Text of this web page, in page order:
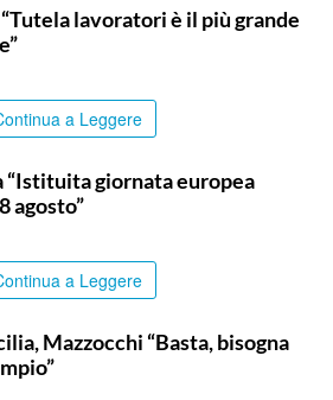
lavoratori è il più grande
a Leggere
“Istituita giornata europea
agosto”
a Leggere
Mazzocchi “Basta, bisogna